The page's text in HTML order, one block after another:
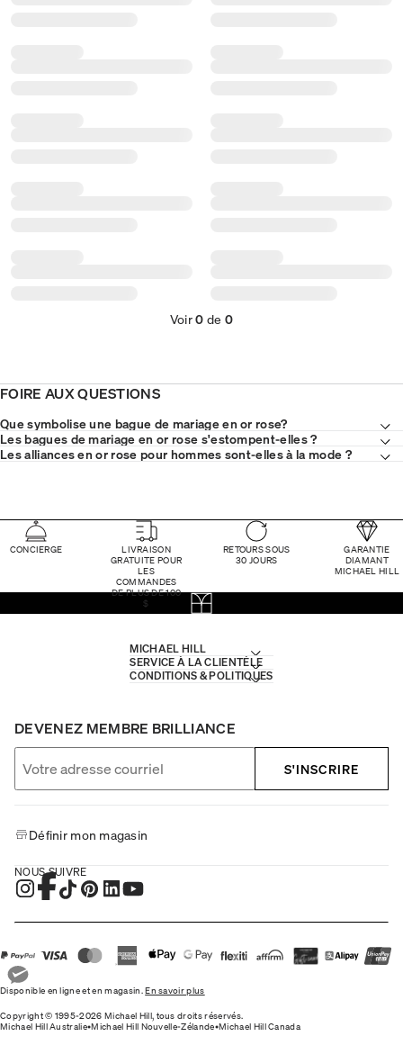
Voir0 de 0
FOIRE AUX QUESTIONS
Que symbolise une bague de mariage en or rose?
Les bagues de mariage en or rose s'estompent-elles ?
Les alliances en or rose pour hommes sont-elles à la mode ?
CONCIERGE
LIVRAISON
GRATUITE POUR
LES
COMMANDES
DE PLUS DE 100
$
RETOURS SOUS
30 JOURS
GARANTIE
DIAMANT
MICHAEL HILL
MICHAEL HILL
SERVICE À LA CLIENTÈLE
CONDITIONS & POLITIQUES
DEVENEZ MEMBRE BRILLIANCE
S'INSCRIRE
Définir mon magasin
NOUS SUIVRE
Disponible en ligne et en magasin.En savoir plus
Copyright © 1995-2026 Michael Hill, tous droits réservés.
Michael Hill Australie•Michael Hill Nouvelle-Zélande•Michael Hill Canada